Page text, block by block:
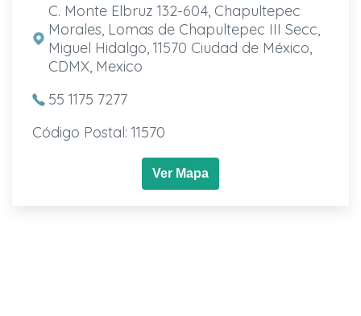
C. Monte Elbruz 132-604, Chapultepec
Morales, Lomas de Chapultepec III Secc,
Miguel Hidalgo, 11570 Ciudad de México,
CDMX, Mexico
55 1175 7277
Código Postal: 11570
Ver Mapa